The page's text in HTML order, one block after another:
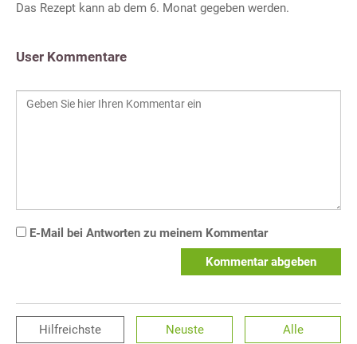
Das Rezept kann ab dem 6. Monat gegeben werden.
User Kommentare
E-Mail bei Antworten zu meinem Kommentar
Kommentar abgeben
Hilfreichste Neuste Alle